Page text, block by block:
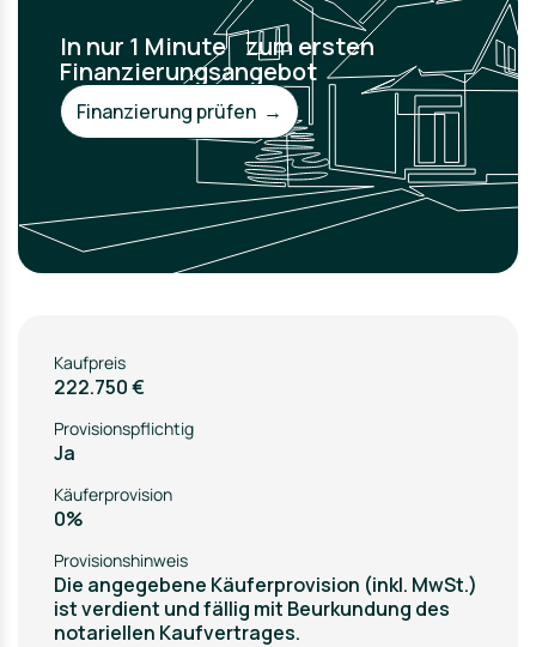
In nur 1 Minute zum ersten
Finanzierungsangebot
Finanzierung prüfen →
Kaufpreis
222.750 €
Provisionspflichtig
Ja
Käuferprovision
0%
Provisionshinweis
Die angegebene Käuferprovision (inkl. MwSt.)
ist verdient und fällig mit Beurkundung des
notariellen Kaufvertrages.